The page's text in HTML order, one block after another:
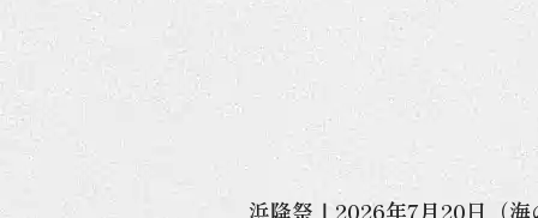
浜降祭｜2026年7月20日（海